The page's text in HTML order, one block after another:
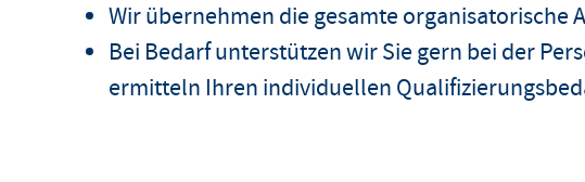
Wir übernehmen die gesamte organisatorische
Bei Bedarf unterstützen wir Sie gern bei der
ermitteln Ihren individuellen